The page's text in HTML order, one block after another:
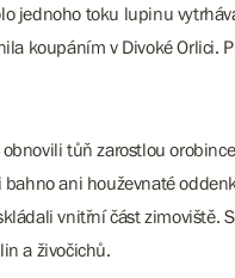
jednoho toku lupinu
koupáním v Divoké
tůň zarostlou
ani houževnaté
vnitřní část
a živočichů.